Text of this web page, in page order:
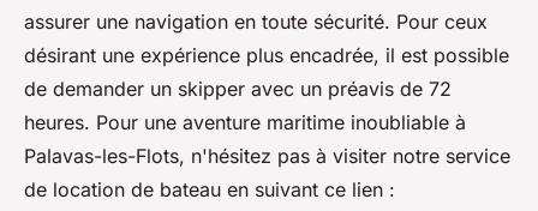
assurer une navigation en toute sécurité. Pour ceux
désirant une expérience plus encadrée, il est possible
de demander un skipper avec un préavis de 72
heures. Pour une aventure maritime inoubliable à
Palavas-les-Flots, n'hésitez pas à visiter notre service
de location de bateau en suivant ce lien :